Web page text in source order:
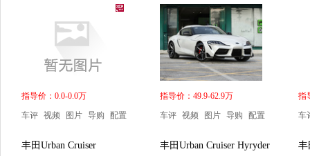
指导价：0.0-0.0万
车评 视频 图片 导购 配置
指导价：49.9-62.9万
车评 视频 图片 导购 配置
指
车
丰田Urban Cruiser 丰田Urban Cruiser Hyryder 丰